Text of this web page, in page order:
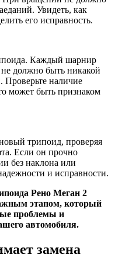
Увидеть, как
его исправность.
Каждый шарнир
должно быть никакой
наличие
может быть признаком
трипоид, проверяя
Если он прочно
без наклона или
и исправности.
Рено Меган 2
этапом, который
проблемы и
автомобиля.
замена